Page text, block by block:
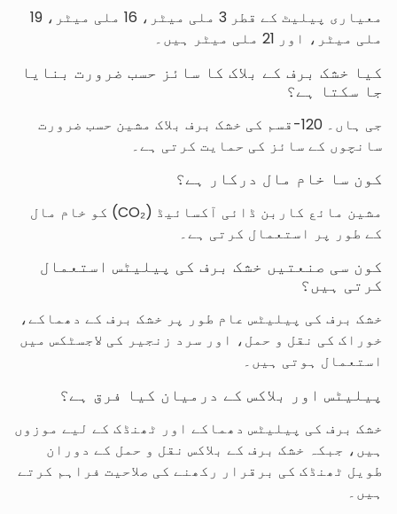
معیاری پیلیٹ کے قطر 3 ملی میٹر، 16 ملی میٹر، 19
ملی میٹر، اور 21 ملی میٹر ہیں۔
کیا خشک برف کے بلاک کا سائز حسب ضرورت بنایا
جا سکتا ہے؟
جی ہاں۔ 120-قسم کی خشک برف بلاک مشین حسب ضرورت
سانچوں کے سائز کی حمایت کرتی ہے۔
کون سا خام مال درکار ہے؟
مشین مائع کاربن ڈائی آکسائیڈ (CO₂) کو خام مال
کے طور پر استعمال کرتی ہے۔
کون سی صنعتیں خشک برف کی پیلیٹس استعمال
کرتی ہیں؟
خشک برف کی پیلیٹس عام طور پر خشک برف کے دھماکے،
خوراک کی نقل و حمل، اور سرد زنجیر کی لاجسٹکس میں
استعمال ہوتی ہیں۔
پیلیٹس اور بلاکس کے درمیان کیا فرق ہے؟
خشک برف کی پیلیٹس دھماکے اور ٹھنڈک کے لیے موزوں
ہیں، جبکہ خشک برف کے بلاکس نقل و حمل کے دوران
طویل ٹھنڈک کی برقرار رکھنے کی صلاحیت فراہم کرتے
ہیں۔